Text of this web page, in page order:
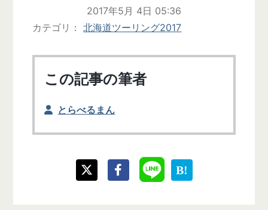
2017年5月 4日 05:36
カテゴリ
北海道ツーリング2017
この記事の筆者
とらべるまん